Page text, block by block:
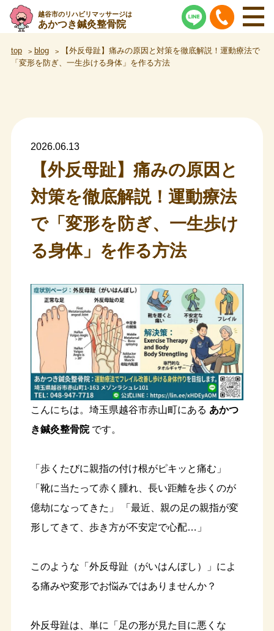
越谷市のリハビリマッサージは
あかつき鍼灸整骨院
top blog
【外反母趾】痛みの原因と対策を徹底解説！運動療法で
「変形を防ぎ、一生歩ける身体」を作る方法
2026.06.13
【外反母趾】痛みの原因と
対策を徹底解説！運動療法
で「変形を防ぎ、一生歩け
る身体」を作る方法
こんにちは。埼玉県越谷市赤山町にある あかつ
き鍼灸整骨院です。
「歩くたびに親指の付け根がピキッと痛む」
「靴に当たって赤く腫れ、長い距離を歩くのが
億劫になってきた」 「最近、親の足の親指が変
形してきて、歩き方が不安定で心配…」
このような「外反母趾（がいはんぼし）」によ
る痛みや変形でお悩みではありませんか？
外反母趾は、単に「足の形が見た目に悪くな